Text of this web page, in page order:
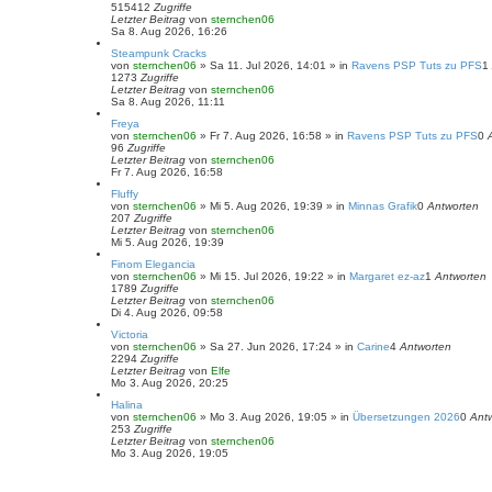
515412 Zugriffe
Letzter Beitrag von sternchen06
Sa 8. Aug 2026, 16:26
Steampunk Cracks
von sternchen06 » Sa 11. Jul 2026, 14:01 » in Ravens PSP Tuts zu PFS1
1273 Zugriffe
Letzter Beitrag von sternchen06
Sa 8. Aug 2026, 11:11
Freya
von sternchen06 » Fr 7. Aug 2026, 16:58 » in Ravens PSP Tuts zu PFS0
96 Zugriffe
Letzter Beitrag von sternchen06
Fr 7. Aug 2026, 16:58
Fluffy
von sternchen06 » Mi 5. Aug 2026, 19:39 » in Minnas Grafik0 Antworten
207 Zugriffe
Letzter Beitrag von sternchen06
Mi 5. Aug 2026, 19:39
Finom Elegancia
von sternchen06 » Mi 15. Jul 2026, 19:22 » in Margaret ez-az1 Antworten
1789 Zugriffe
Letzter Beitrag von sternchen06
Di 4. Aug 2026, 09:58
Victoria
von sternchen06 » Sa 27. Jun 2026, 17:24 » in Carine4 Antworten
2294 Zugriffe
Letzter Beitrag von Elfe
Mo 3. Aug 2026, 20:25
Halina
von sternchen06 » Mo 3. Aug 2026, 19:05 » in Übersetzungen 20260
253 Zugriffe
Letzter Beitrag von sternchen06
Mo 3. Aug 2026, 19:05